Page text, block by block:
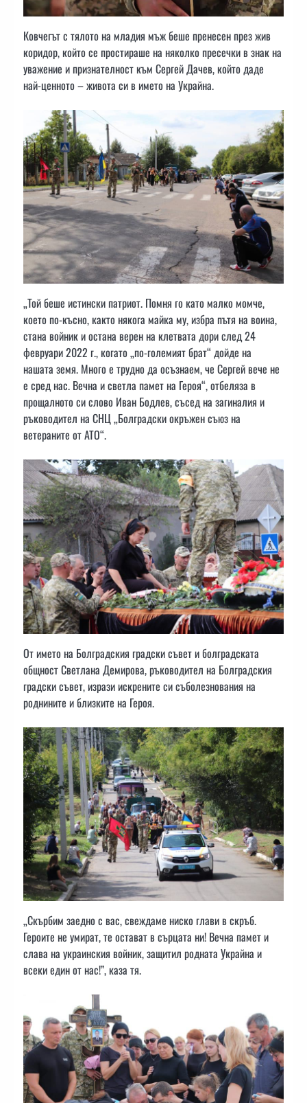
Ковчегът с тялото на младия мъж беше пренесен през жив
коридор, който се простираше на няколко пресечки в знак на
уважение и признателност към Сергей Дачев, който даде
най-ценното – живота си в името на Украйна.
„Той беше истински патриот. Помня го като малко момче,
което по-късно, както някога майка му, избра пътя на воина,
стана войник и остана верен на клетвата дори след 24
февруари 2022 г., когато „по-големият брат“ дойде на
нашата земя. Много е трудно да осъзнаем, че Сергей вече не
е сред нас. Вечна и светла памет на Героя“, отбеляза в
прощалното си слово Иван Бодлев, съсед на загиналия и
ръководител на СНЦ „Болградски окръжен съюз на
ветераните от АТО“.
От името на Болградския градски съвет и болградската
общност Светлана Демирова, ръководител на Болградския
градски съвет, изрази искрените си съболезнования на
роднините и близките на Героя.
„Скърбим заедно с вас, свеждаме ниско глави в скръб.
Героите не умират, те остават в сърцата ни! Вечна памет и
слава на украинския войник, защитил родната Украйна и
всеки един от нас!”, каза тя.